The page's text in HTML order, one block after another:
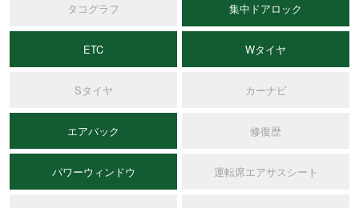
タコグラフ 集中ドアロック
ETC Wタイヤ
Sタイヤ カーナビ
エアバック 修復歴
パワーウィンドウ 運転席エアサスシート